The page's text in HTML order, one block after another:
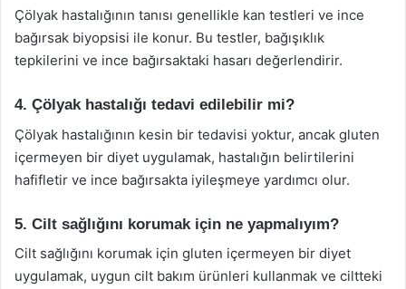
Çölyak hastalığının tanısı genellikle kan testleri ve ince
bağırsak biyopsisi ile konur. Bu testler, bağışıklık
tepkilerini ve ince bağırsaktaki hasarı değerlendirir.
4. Çölyak hastalığı tedavi edilebilir mi?
Çölyak hastalığının kesin bir tedavisi yoktur, ancak gluten
içermeyen bir diyet uygulamak, hastalığın belirtilerini
hafifletir ve ince bağırsakta iyileşmeye yardımcı olur.
5. Cilt sağlığını korumak için ne yapmalıyım?
Cilt sağlığını korumak için gluten içermeyen bir diyet
uygulamak, uygun cilt bakım ürünleri kullanmak ve ciltteki